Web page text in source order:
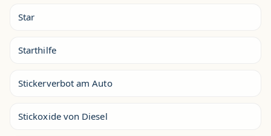
Star
Starthilfe
Stickerverbot am Auto
Stickoxide von Diesel